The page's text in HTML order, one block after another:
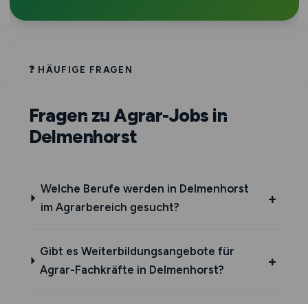
❓ HÄUFIGE FRAGEN
Fragen zu Agrar-Jobs in
Delmenhorst
Welche Berufe werden in Delmenhorst
im Agrarbereich gesucht?
Gibt es Weiterbildungsangebote für
Agrar-Fachkräfte in Delmenhorst?